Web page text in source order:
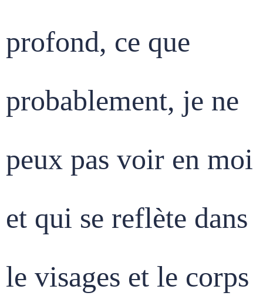
profond, ce que
probablement, je ne
peux pas voir en moi
et qui se reflète dans
le visages et le corps